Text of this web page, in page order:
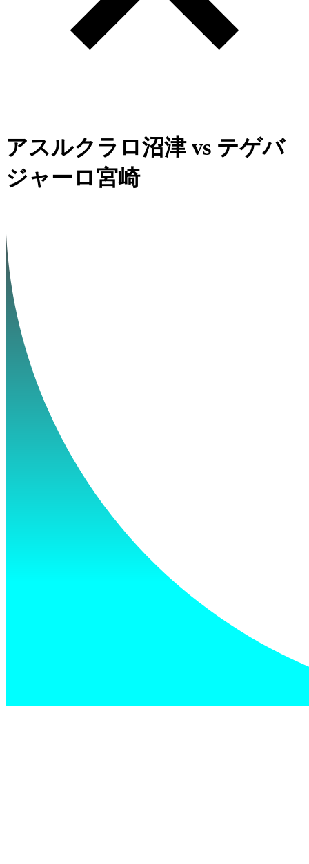
アスルクラロ沼津vs テゲバ
ジャーロ宮崎